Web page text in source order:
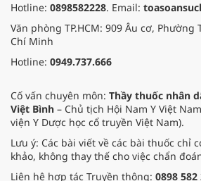
Hotline: 0898582228. Email:
Văn phòng TP.HCM: 909 Âu cơ, Phường
Chí Minh
Hotline: 0949.737.666
Cố vấn chuyên môn: Thầy thuốc nhân
Việt Bình – Chủ tịch Hội Nam Y Việt
viện Y Dược học cổ truyền Việt Nam).
Lưu ý: Các bài viết về các bài thuốc chỉ
khảo, không thay thế cho việc chẩn
Liên hệ hợp tác Truyền thông: 0898 582